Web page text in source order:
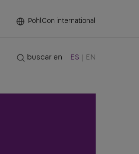
PohlCon international
buscar en ES EN